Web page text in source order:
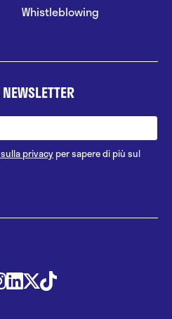
Whistleblowing
privacy per sapere di più sul